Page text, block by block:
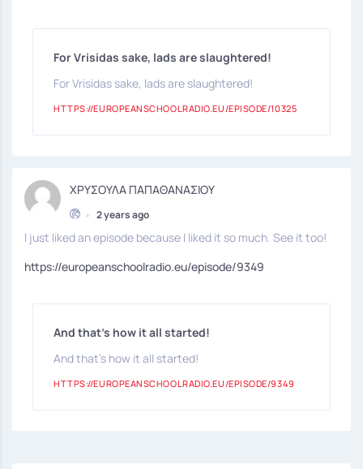
For Vrisidas sake, lads are slaughtered!
For Vrisidas sake, lads are slaughtered!
HTTPS://EUROPEANSCHOOLRADIO.EU/EPISODE/10325
ΧΡΥΣΟΥΛΑ ΠΑΠΑΘΑΝΑΣΙΟΥ
• 2 years ago
I just liked an episode because I liked it so much. See it too!
https://europeanschoolradio.eu/episode/9349
And that's how it all started!
And that's how it all started!
HTTPS://EUROPEANSCHOOLRADIO.EU/EPISODE/9349